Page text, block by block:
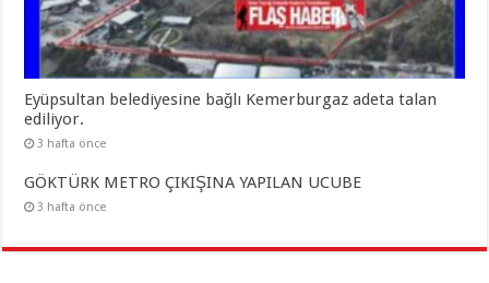
Eyüpsultan belediyesine bağlı Kemerburgaz adeta talan
ediliyor.
3 hafta önce
GÖKTÜRK METRO ÇIKIŞINA YAPILAN UCUBE
3 hafta önce